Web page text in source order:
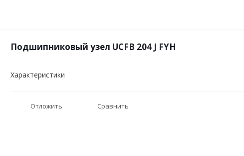
Подшипниковый узел UCFB 204 J FYH
Характеристики
Отложить Сравнить